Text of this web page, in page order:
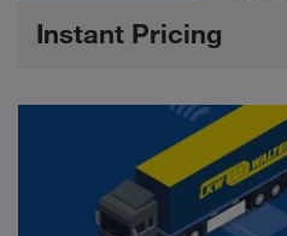
Instant Pricing